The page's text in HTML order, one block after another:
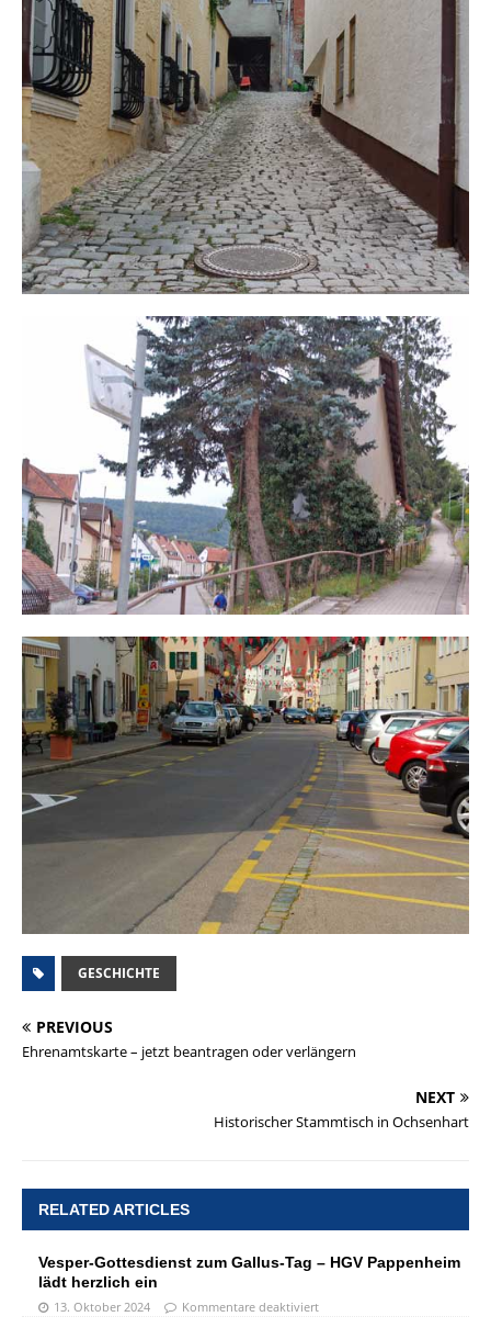
GESCHICHTE
PREVIOUS
Ehrenamtskarte – jetzt beantragen oder verlängern
NEXT
Historischer Stammtisch in Ochsenhart
RELATED ARTICLES
Vesper-Gottesdienst zum Gallus-Tag – HGV Pappenheim
lädt herzlich ein
13. Oktober 2024 Kommentare deaktiviert